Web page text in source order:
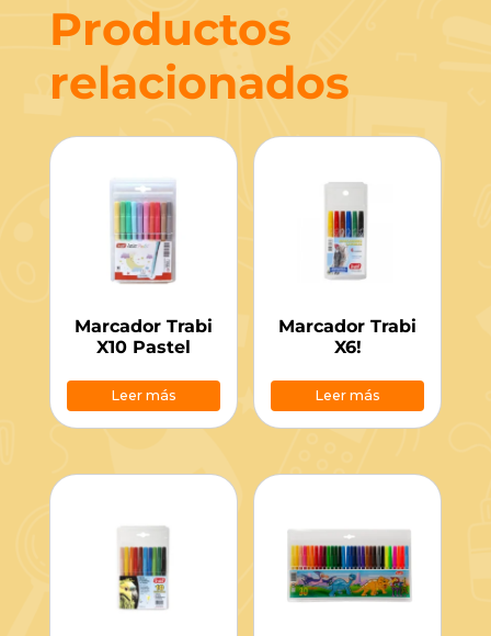
Productos
relacionados
Marcador Trabi
X10 Pastel
Leer más
Marcador Trabi
X6!
Leer más